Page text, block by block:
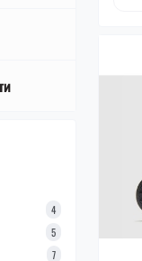
4
5
7